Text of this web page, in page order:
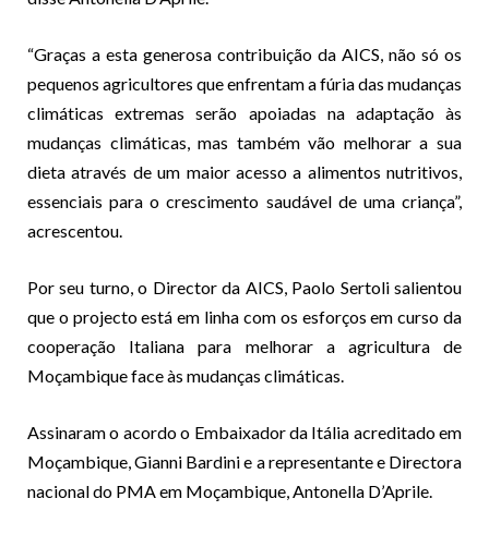
“Graças a esta generosa contribuição da AICS, não só os
pequenos agricultores que enfrentam a fúria das mudanças
climáticas extremas serão apoiadas na adaptação às
mudanças climáticas, mas também vão melhorar a sua
dieta através de um maior acesso a alimentos nutritivos,
essenciais para o crescimento saudável de uma criança”,
acrescentou.
Por seu turno, o Director da AICS, Paolo Sertoli salientou
que o projecto está em linha com os esforços em curso da
cooperação Italiana para melhorar a agricultura de
Moçambique face às mudanças climáticas.
Assinaram o acordo o Embaixador da Itália acreditado em
Moçambique, Gianni Bardini e a representante e Directora
nacional do PMA em Moçambique, Antonella D’Aprile.